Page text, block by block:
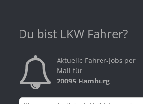
Du bist LKW Fahrer?
Aktuelle Fahrer-Jobs per
Mail für
20095 Hamburg